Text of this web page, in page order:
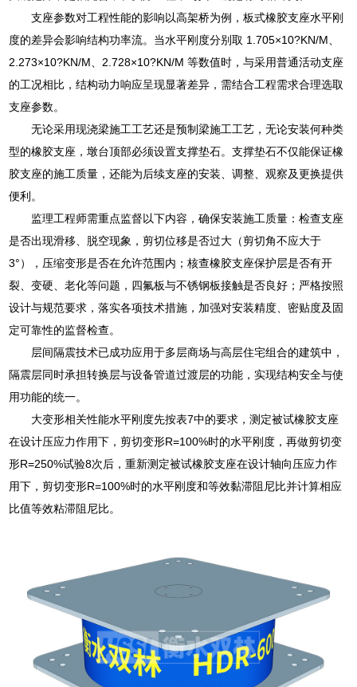
支座参数对工程性能的影响以高架桥为例，板式橡胶支座水平刚
度的差异会影响结构功率流。当水平刚度分别取 1.705×10?KN/M、
2.273×10?KN/M、2.728×10?KN/M 等数值时，与采用普通活动支座
的工况相比，结构动力响应呈现显著差异，需结合工程需求合理选取
支座参数。
无论采用现浇梁施工工艺还是预制梁施工工艺，无论安装何种类
型的橡胶支座，墩台顶部必须设置支撑垫石。支撑垫石不仅能保证橡
胶支座的施工质量，还能为后续支座的安装、调整、观察及更换提供
便利。
监理工程师需重点监督以下内容，确保安装施工质量：检查支座
是否出现滑移、脱空现象，剪切位移是否过大（剪切角不应大于
3°），压缩变形是否在允许范围内；核查橡胶支座保护层是否有开
裂、变硬、老化等问题，四氟板与不锈钢板接触是否良好；严格按照
设计与规范要求，落实各项技术措施，加强对安装精度、密贴度及固
定可靠性的监督检查。
层间隔震技术已成功应用于多层商场与高层住宅组合的建筑中，
隔震层同时承担转换层与设备管道过渡层的功能，实现结构安全与使
用功能的统一。
大变形相关性能水平刚度先按表7中的要求，测定被试橡胶支座
在设计压应力作用下，剪切变形R=100%时的水平刚度，再做剪切变
形R=250%试验8次后，重新测定被试橡胶支座在设计轴向压应力作
用下，剪切变形R=100%时的水平刚度和等效黏滞阻尼比并计算相应
比值等效粘滞阻尼比。